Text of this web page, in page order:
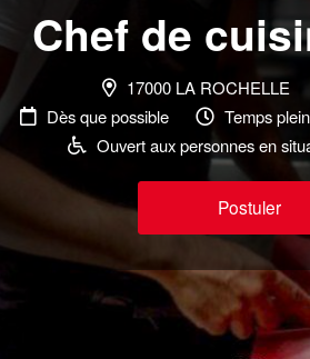
Chef de
17000 LA ROCHELLE
Dès que possible
Temps plein
Ouvert aux personnes en
Postuler